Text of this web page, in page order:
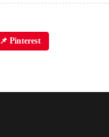
📌 Pinterest